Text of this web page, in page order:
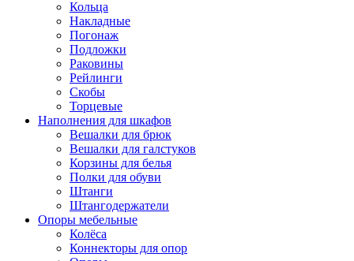
Кольца
Накладные
Погонаж
Подложки
Раковины
Рейлинги
Скобы
Торцевые
Наполнения для шкафов
Вешалки для брюк
Вешалки для галстуков
Корзины для белья
Полки для обуви
Штанги
Штангодержатели
Опоры мебельные
Колёса
Коннекторы для опор